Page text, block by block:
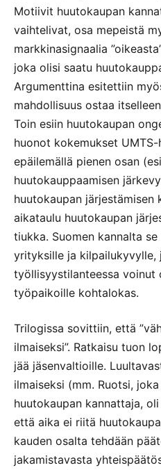
Motiivit huutokaupan
vaihtelivat, osa mepeistä
markkinasignaalia
joka olisi saatu
Argumenttina esitettiin
mahdollisuus ostaa
Toin esiin huutokaupan
huonot kokemukset
epäilemällä pienen osan
huutokauppaamisen
huutokaupan järjestämisen
aikataulu huutokaupan
tiukka. Suomen kannalta
yrityksille ja kilpailukyvylle,
työllisyystilanteessa
työpaikoille kohtalokas.
Trilogissa sovittiin, että
ilmaiseksi”. Ratkaisu tuon
jää jäsenvaltioille.
ilmaiseksi (mm. Ruotsi,
huutokaupan kannattaja,
että aika ei riitä
kauden osalta tehdään
jakamistavasta